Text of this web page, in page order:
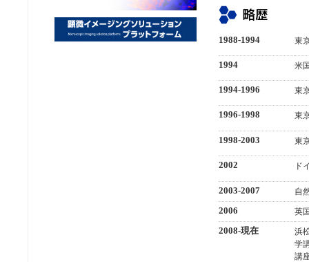
1988-1994 東
1994 米
1994-1996 東
1996-1998 東
1998-2003 東
2002 ド
2003-2007 自
2006 英
2008-現在
浜
学
講